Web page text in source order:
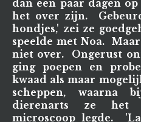
dan een paar dagen
het over zijn.
hondjes,' zei ze
speelde met Noa.
niet over. Ongerust
ging poepen en
kwaad als maar
scheppen, waarna
dierenarts ze het
microscoop legde.